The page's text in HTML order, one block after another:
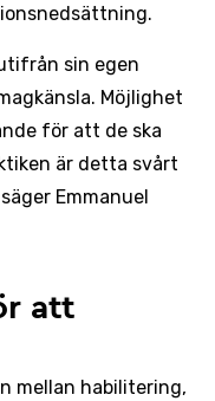
sin egen
Möjlighet
för att de ska
är detta svårt
Emmanuel
att
mellan habilitering,